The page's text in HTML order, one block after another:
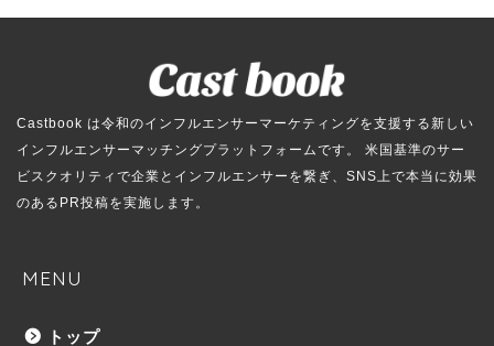
Castbook は令和のインフルエンサーマーケティングを支援する新しい
インフルエンサーマッチングプラットフォームです。 米国基準のサー
ビスクオリティで企業とインフルエンサーを繋ぎ、SNS上で本当に効果
のあるPR投稿を実施します。
MENU
トップ